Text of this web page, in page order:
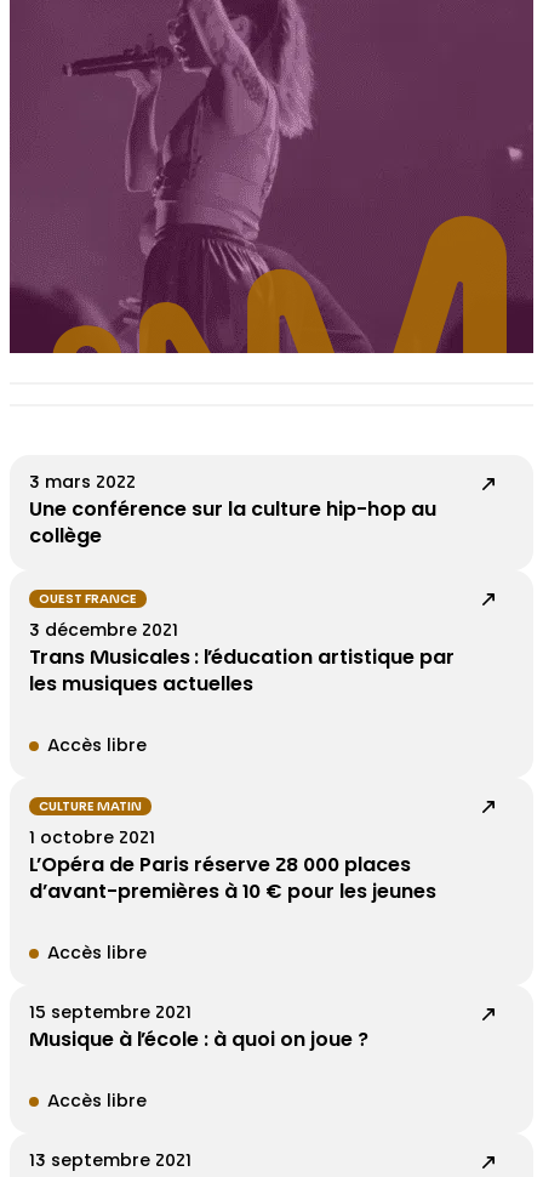
3 mars 2022
Une conférence sur la culture hip-hop au
collège
OUEST FRANCE
3 décembre 2021
Trans Musicales : l’éducation artistique par
les musiques actuelles
Accès libre
CULTURE MATIN
1 octobre 2021
L’Opéra de Paris réserve 28 000 places
d’avant-premières à 10 € pour les jeunes
Accès libre
15 septembre 2021
Musique à l’école : à quoi on joue ?
Accès libre
13 septembre 2021